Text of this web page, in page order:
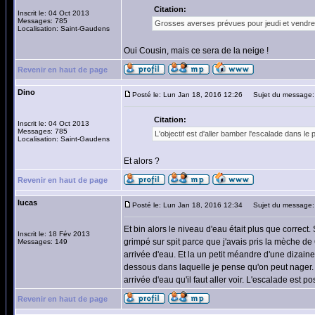
Inscrit le: 04 Oct 2013
Messages: 785
Localisation: Saint-Gaudens
Citation:
Grosses averses prévues pour jeudi et
Oui Cousin, mais ce sera de la neige !
Revenir en haut de page
Dino
Inscrit le: 04 Oct 2013
Messages: 785
Localisation: Saint-Gaudens
Posté le: Lun Jan 18, 2016 12:26 Sujet du message:
Citation:
L'objectif est d'aller bamber l'escalade dans le
Et alors ?
Revenir en haut de page
lucas
Inscrit le: 18 Fév 2013
Messages: 149
Posté le: Lun Jan 18, 2016 12:34 Sujet du message:
Et bin alors le niveau d'eau était plus que
grimpé sur spit parce que j'avais pris la mèche
arrivée d'eau. Et la un petit méandre d'une
dessous dans laquelle je pense qu'on peut
arrivée d'eau qu'il faut aller voir. L'escalade est
Revenir en haut de page